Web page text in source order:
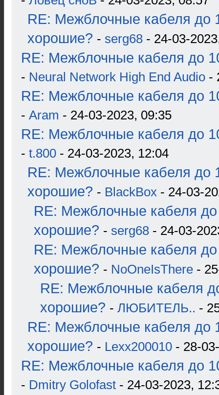
RE: Межблочные кабеля до
хорошие? - serg68 - 24-03-
RE: Межблочные кабеля до
- Neural Network High End Audio -
RE: Межблочные кабеля до
- Aram - 24-03-2023, 09:35
RE: Межблочные кабеля до
- t.800 - 24-03-2023, 12:04
RE: Межблочные кабеля до
хорошие? - BlackBox - 24-03-
RE: Межблочные кабеля до
хорошие? - serg68 - 24-03-
RE: Межблочные кабеля до
хорошие? - NoOneIsThere -
RE: Межблочные кабеля
хорошие? - ЛЮБИТЕЛЬ.. -
RE: Межблочные кабеля до
хорошие? - Lexx200010 - 28-
RE: Межблочные кабеля до
- Dmitry Golofast - 24-03-2023,